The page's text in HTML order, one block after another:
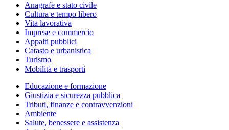
Anagrafe e stato civile
Cultura e tempo libero
Vita lavorativa
Imprese e commercio
Appalti pubblici
Catasto e urbanistica
Turismo
Mobilità e trasporti
Educazione e formazione
Giustizia e sicurezza pubblica
Tributi, finanze e contravvenzioni
Ambiente
Salute, benessere e assistenza